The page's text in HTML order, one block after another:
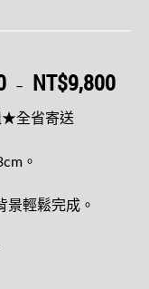
– NT$9,800
★全省寄送
。
景輕鬆完成。